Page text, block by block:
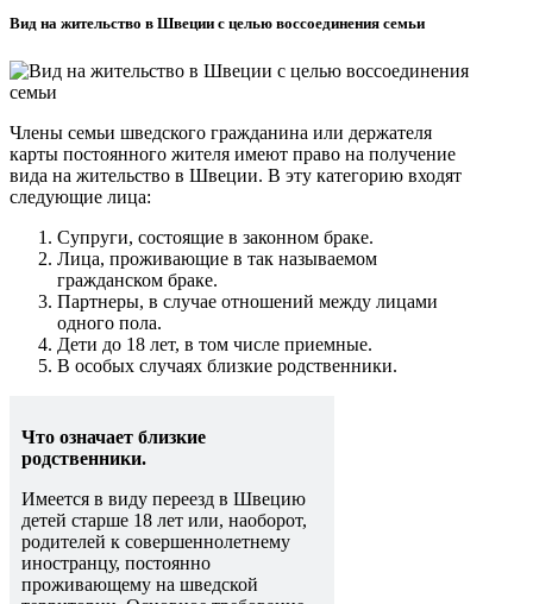
Вид на жительство в Швеции с целью воссоединения семьи
Члены семьи шведского гражданина или держателя
карты постоянного жителя имеют право на получение
вида на жительство в Швеции. В эту категорию входят
следующие лица:
Супруги, состоящие в законном браке.
Лица, проживающие в так называемом
гражданском браке.
Партнеры, в случае отношений между лицами
одного пола.
Дети до 18 лет, в том числе приемные.
В особых случаях близкие родственники.
Что означает близкие
родственники.
Имеется в виду переезд в Швецию
детей старше 18 лет или, наоборот,
родителей к совершеннолетнему
иностранцу, постоянно
проживающему на шведской